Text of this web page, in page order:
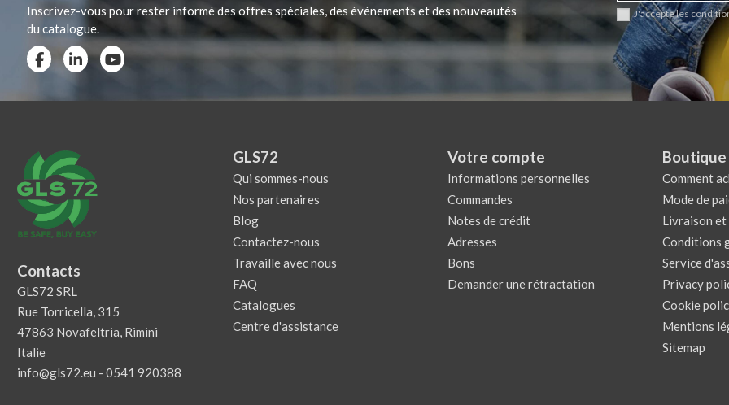
Inscrivez-vous pour rester informé des offres spéciales, des événements et des nouveautés
du catalogue.
J'accepte les
Contacts
GLS72 SRL
Rue Torricella, 315
47863 Novafeltria, Rimini
Italie
info@gls72.eu -0541 920388
GLS72
Qui sommes-nous
Nos partenaires
Blog
Contactez-nous
Travaille avec nous
FAQ
Catalogues
Centre d'assistance
Votre compte
Informations personnelles
Commandes
Notes de crédit
Adresses
Bons
Demander une rétractation
Boutique
Comment
Mode de
Livraison
Conditions
Service
Privacy
Cookie
Mentions
Sitemap